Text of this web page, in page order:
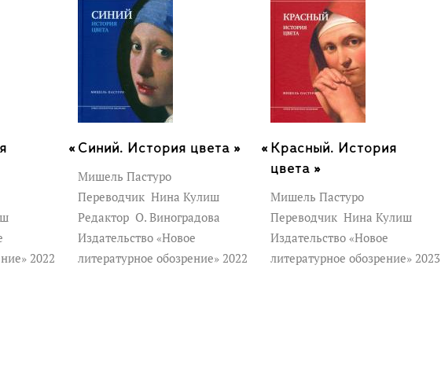
2022
Синий. История цвета »
Мишель Пастуро
Переводчик Нина Кулиш
Редактор О. Виноградова
Издательство «Новое
литературное обозрение» 2022
Красный. История
цвета »
Мишель Пастуро
Переводчик Нина Кулиш
Издательство «Новое
литературное обозрение» 2023